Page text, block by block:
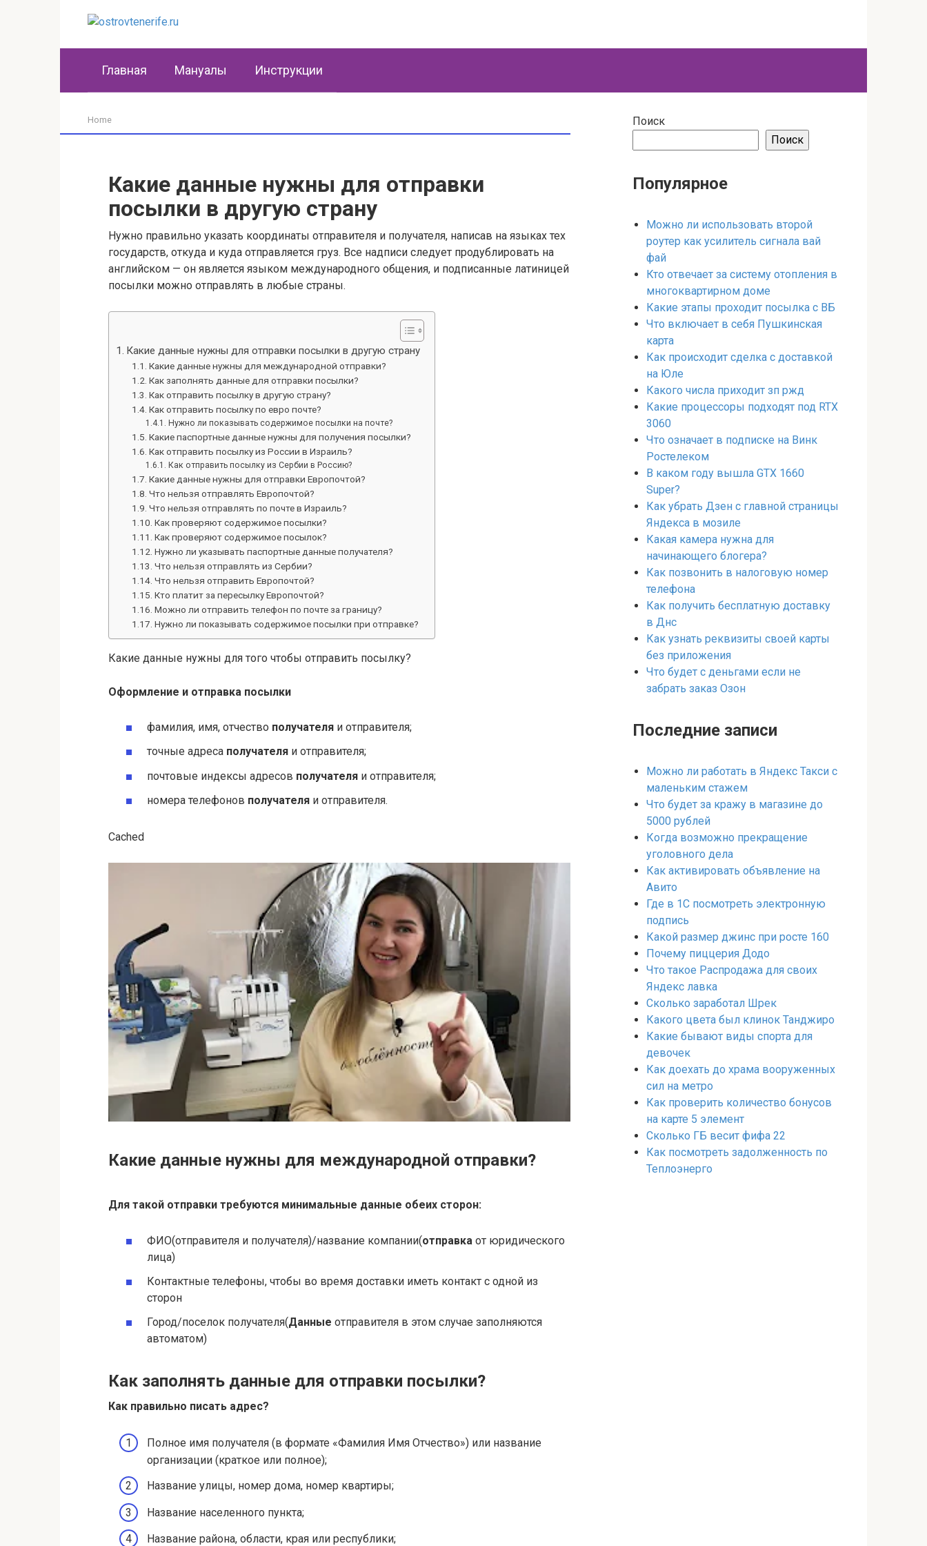
Главная Мануалы Инструкции
Home
Какие данные нужны для отправки
посылки в другую страну
Нужно правильно указать координаты отправителя и получателя, написав на языках тех
государств, откуда и куда отправляется груз. Все надписи следует продублировать на
английском — он является языком международного общения, и подписанные латиницей
посылки можно отправлять в любые страны.
Какие данные нужны для отправки посылки в другую страну
Какие данные нужны для международной отправки?
Как заполнять данные для отправки посылки?
Как отправить посылку в другую страну?
Как отправить посылку по евро почте?
Нужно ли показывать содержимое посылки на почте?
Какие паспортные данные нужны для получения посылки?
Как отправить посылку из России в Израиль?
Как отправить посылку из Сербии в Россию?
Какие данные нужны для отправки Европочтой?
Что нельзя отправлять Европочтой?
Что нельзя отправлять по почте в Израиль?
Как проверяют содержимое посылки?
Как проверяют содержимое посылок?
Нужно ли указывать паспортные данные получателя?
Что нельзя отправлять из Сербии?
Что нельзя отправить Европочтой?
Кто платит за пересылку Европочтой?
Можно ли отправить телефон по почте за границу?
Нужно ли показывать содержимое посылки при отправке?
Какие данные нужны для того чтобы отправить посылку?
Оформление и отправка посылки
фамилия, имя, отчество получателя и отправителя;
точные адреса получателя и отправителя;
почтовые индексы адресов получателя и отправителя;
номера телефонов получателя и отправителя.
Cached
Какие данные нужны для международной отправки?
Для такой отправки требуются минимальные данные обеих сторон:
ФИО(отправителя и получателя)/название компании(отправка от юридического
лица)
Контактные телефоны, чтобы во время доставки иметь контакт с одной из
сторон
Город/поселок получателя(Данные отправителя в этом случае заполняются
автоматом)
Как заполнять данные для отправки посылки?
Как правильно писать адрес?
Полное имя получателя (в формате «Фамилия Имя Отчество») или название
организации (краткое или полное);
Название улицы, номер дома, номер квартиры;
Название населенного пункта;
Название района, области, края или республики;
Поиск
Поиск
Популярное
Можно ли использовать второй
роутер как усилитель сигнала вай
фай
Кто отвечает за систему отопления в
многоквартирном доме
Какие этапы проходит посылка с ВБ
Что включает в себя Пушкинская
карта
Как происходит сделка с доставкой
на Юле
Какого числа приходит зп ржд
Какие процессоры подходят под RTX
3060
Что означает в подписке на Винк
Ростелеком
В каком году вышла GTX 1660
Super?
Как убрать Дзен с главной страницы
Яндекса в мозиле
Какая камера нужна для
начинающего блогера?
Как позвонить в налоговую номер
телефона
Как получить бесплатную доставку
в Днс
Как узнать реквизиты своей карты
без приложения
Что будет с деньгами если не
забрать заказ Озон
Последние записи
Можно ли работать в Яндекс Такси с
маленьким стажем
Что будет за кражу в магазине до
5000 рублей
Когда возможно прекращение
уголовного дела
Как активировать объявление на
Авито
Где в 1С посмотреть электронную
подпись
Какой размер джинс при росте 160
Почему пиццерия Додо
Что такое Распродажа для своих
Яндекс лавка
Сколько заработал Шрек
Какого цвета был клинок Танджиро
Какие бывают виды спорта для
девочек
Как доехать до храма вооруженных
сил на метро
Как проверить количество бонусов
на карте 5 элемент
Сколько ГБ весит фифа 22
Как посмотреть задолженность по
Теплоэнерго